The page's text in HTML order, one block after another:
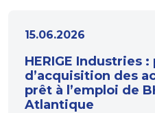
15.06.2026
HERIGE Industries
d’acquisition des
prêt à l’emploi de
Atlantique